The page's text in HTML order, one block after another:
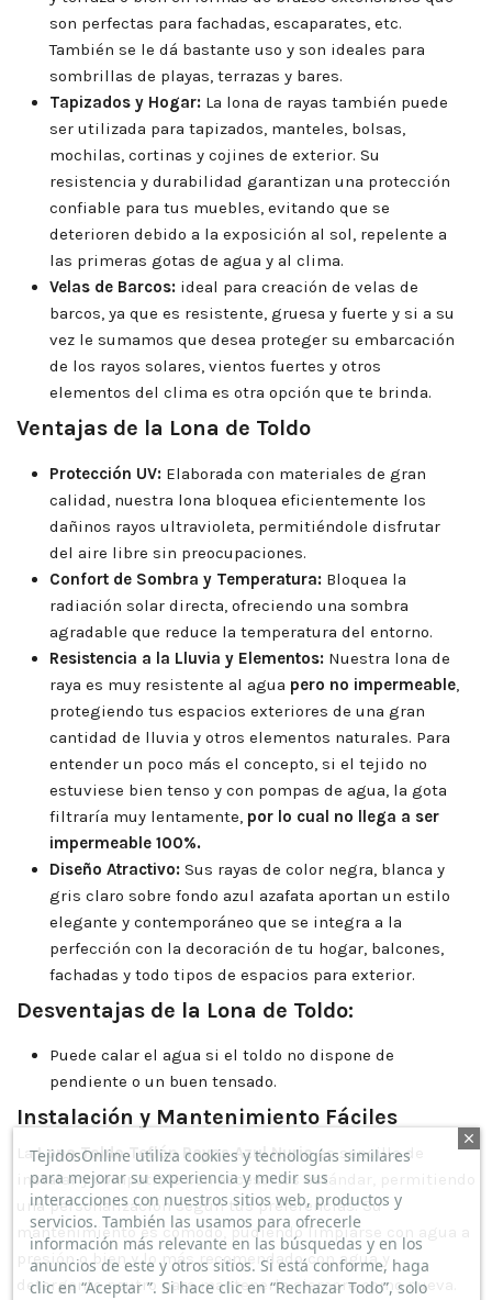
son perfectas para fachadas, escaparates, etc.
También se le dá bastante uso y son ideales para
sombrillas de playas, terrazas y bares.
Tapizados y Hogar: La lona de rayas también puede
ser utilizada para tapizados, manteles, bolsas,
mochilas, cortinas y cojines de exterior. Su
resistencia y durabilidad garantizan una protección
confiable para tus muebles, evitando que se
deterioren debido a la exposición al sol, repelente a
las primeras gotas de agua y al clima.
Velas de Barcos: ideal para creación de velas de
barcos, ya que es resistente, gruesa y fuerte y si a su
vez le sumamos que desea proteger su embarcación
de los rayos solares, vientos fuertes y otros
elementos del clima es otra opción que te brinda.
Ventajas de la Lona de Toldo
Protección UV: Elaborada con materiales de gran
calidad, nuestra lona bloquea eficientemente los
dañinos rayos ultravioleta, permitiéndole disfrutar
del aire libre sin preocupaciones.
Confort de Sombra y Temperatura: Bloquea la
radiación solar directa, ofreciendo una sombra
agradable que reduce la temperatura del entorno.
Resistencia a la Lluvia y Elementos: Nuestra lona de
raya es muy resistente al agua pero no impermeable,
protegiendo tus espacios exteriores de una gran
cantidad de lluvia y otros elementos naturales. Para
entender un poco más el concepto, si el tejido no
estuviese bien tenso y con pompas de agua, la gota
filtraría muy lentamente, por lo cual no llega a ser
impermeable 100%.
Diseño Atractivo: Sus rayas de color negra, blanca y
gris claro sobre fondo azul azafata aportan un estilo
elegante y contemporáneo que se integra a la
perfección con la decoración de tu hogar, balcones,
fachadas y todo tipos de espacios para exterior.
Desventajas de la Lona de Toldo:
Puede calar el agua si el toldo no dispone de
pendiente o un buen tensado.
Instalación y Mantenimiento Fáciles
LaLona Toldo Teflón Rayas Azul Nuriaes sencilla de
instalar y compatible con accesorios estándar, permitiendo
una personalización según tus preferencias. Su
mantenimiento es cómodo, pudiendo limpiarse con agua a
presión o bien y lo más recomendado con agua y
detergente neutro para mantenerla siempre como nueva.
TejidosOnline utiliza cookies y tecnologías similares
para mejorar su experiencia y medir sus
interacciones con nuestros sitios web, productos y
servicios. También las usamos para ofrecerle
información más relevante en las búsquedas y en los
anuncios de este y otros sitios. Si está conforme, haga
clic en “Aceptar ”. Si hace clic en “Rechazar Todo”, solo